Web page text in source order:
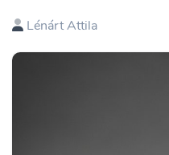
Lénárt Attila